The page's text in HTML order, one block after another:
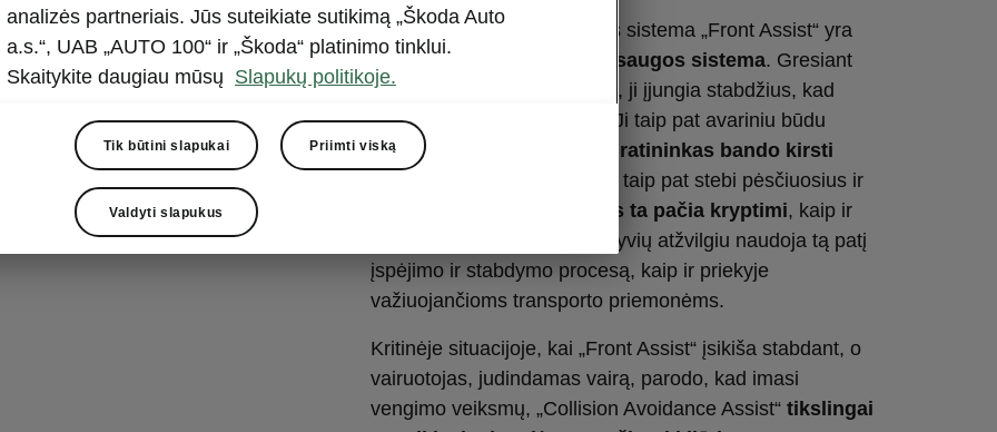
Priekinė automobilio saugos sistema „Front Assist“ yra
įspėjimo apie susidūrimą saugos sistema. Gresiant
neišvengiamam susidūrimui, ji įjungia stabdžius, kad
būtų mažesnės pasekmės. Ji taip pat avariniu būdu
sustoja, jei
pėsčiasis ar dviratininkas bando kirsti
. Sistema taip pat stebi pėsčiuosius ir
važiuojančius ta pačia kryptimi, kaip ir
automobilis, ir šių eismo dalyvių atžvilgiu naudoja tą patį
įspėjimo ir stabdymo procesą, kaip ir priekyje
važiuojančioms transporto priemonėms.
Kritinėje situacijoje, kai „Front Assist“ įsikiša stabdant, o
vairuotojas, judindamas vairą, parodo, kad imasi
vengimo veiksmų, „Collision Avoidance Assist“ tikslingai
analizės partneriais. Jūs suteikiate sutikimą „Škoda Auto
a.s.“, UAB „AUTO 100“ ir „Škoda“ platinimo tinklui.
Skaitykite daugiau mūsų Slapukų politikoje.
Tik būtini slapukai Priimti viską
Valdyti slapukus